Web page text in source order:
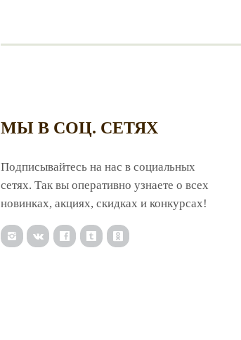
МЫ В СОЦ. СЕТЯХ
Подписывайтесь на нас в социальных
сетях. Так вы оперативно узнаете о всех
новинках, акциях, скидках и конкурсах!